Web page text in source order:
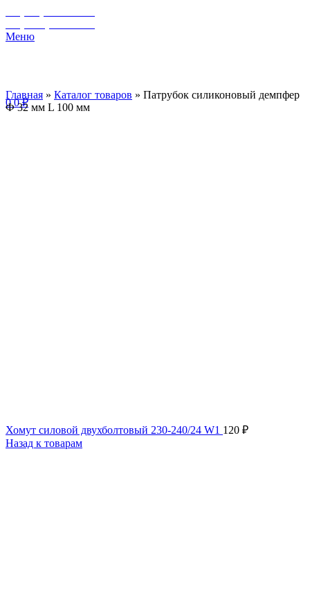
Меню
00₽
Главная » Каталог товаров » Патрубок силиконовый демпфер
Ф 32 мм L 100 мм
Хомут силовой двухболтовый 230-240/24 W1 120 ₽
Назад к товарам